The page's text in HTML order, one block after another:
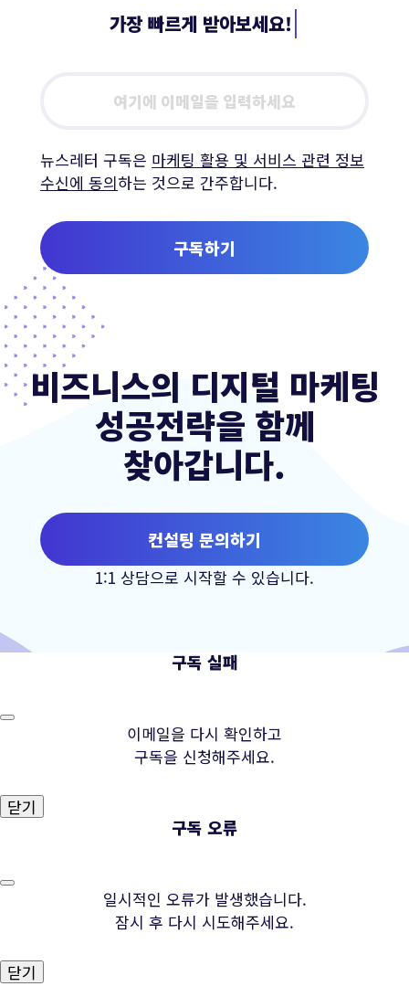
가장 빠르게 받|
뉴스레터 구독은 마케팅 활용 및 서비스 관련 정보
수신에 동의하는 것으로 간주합니다.
구독하기
비즈니스의 디지털 마케팅
성공전략을 함께
찾아갑니다.
컨설팅 문의하기
1:1 상담으로 시작할 수 있습니다.
구독 실패
이메일을 다시 확인하고
구독을 신청해주세요.
닫기
구독 오류
일시적인 오류가 발생했습니다.
잠시 후 다시 시도해주세요.
닫기